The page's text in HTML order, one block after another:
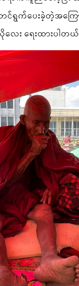
က်ပေးခဲ့တဲ့အကြေ
လေး ရေးထားပါတယ်